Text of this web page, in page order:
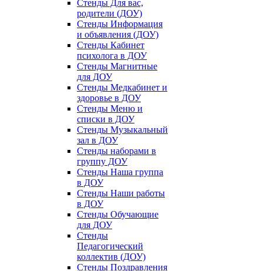
Стенды Для вас,
родители (ДОУ)
Стенды Информация
и объявления (ДОУ)
Стенды Кабинет
психолога в ДОУ
Стенды Магнитные
для ДОУ
Стенды Медкабинет и
здоровье в ДОУ
Стенды Меню и
списки в ДОУ
Стенды Музыкальный
зал в ДОУ
Стенды наборами в
группу ДОУ
Стенды Наша группа
в ДОУ
Стенды Наши работы
в ДОУ
Стенды Обучающие
для ДОУ
Стенды
Педагогический
коллектив (ДОУ)
Стенды Поздравления